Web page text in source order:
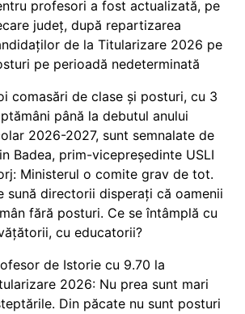
profesori a fost actualizată, pe
județ, după repartizarea
de la Titularizare 2026 pe
pe perioadă nedeterminată
comasări de clase și posturi, cu 3
până la debutul anului
2026-2027, sunt semnalate de
Badea, prim-vicepreședinte USLI
Ministerul o comite grav de tot.
sună directorii disperați că oamenii
fără posturi. Ce se întâmplă cu
cu educatorii?
de Istorie cu 9.70 la
2026: Nu prea sunt mari
Din păcate nu sunt posturi